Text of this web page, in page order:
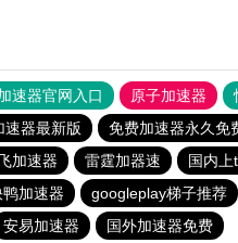
速器官网入口 原子加速器
速器最新版 免费加速器永久免
加速器 雷霆加器速 国内
鸭加速器 googleplay梯子推荐
安易加速器 国外加速器免费